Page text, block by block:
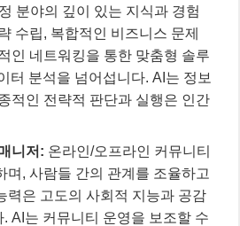
분야의 깊이 있는 지식과 경험
수립, 복합적인 비즈니스 문제
인 네트워킹을 통한 맞춤형 솔루
터 분석을 넘어섭니다. AI는 정보
적인 전략적 판단과 실행은 인간
니저: 온라인/오프라인 커뮤니티
며, 사람들 간의 관계를 조율하고
력은 고도의 사회적 지능과 공감
AI는 커뮤니티 운영을 보조할 수